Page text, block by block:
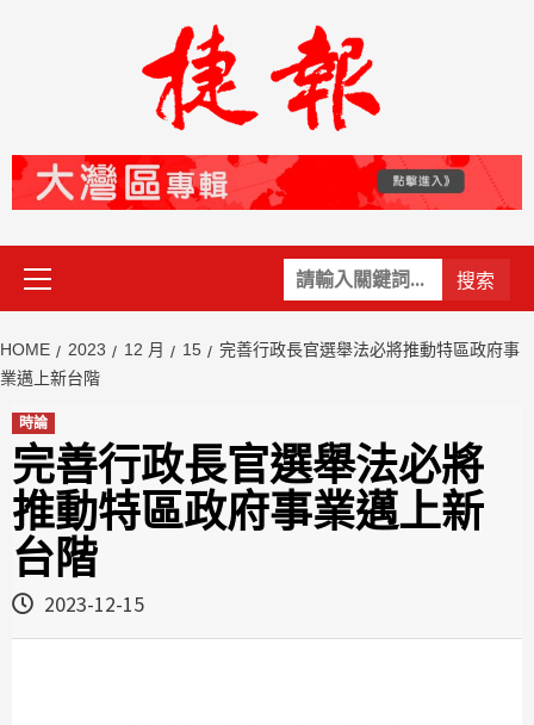
關
鍵
Primary
Menu
HOME 2023 12 月 15
完善行政長官選舉法必將推動特區政府事
業邁上新台階
時論
完善行政長官選舉法必將
推動特區政府事業邁上新
台階
2023-12-15